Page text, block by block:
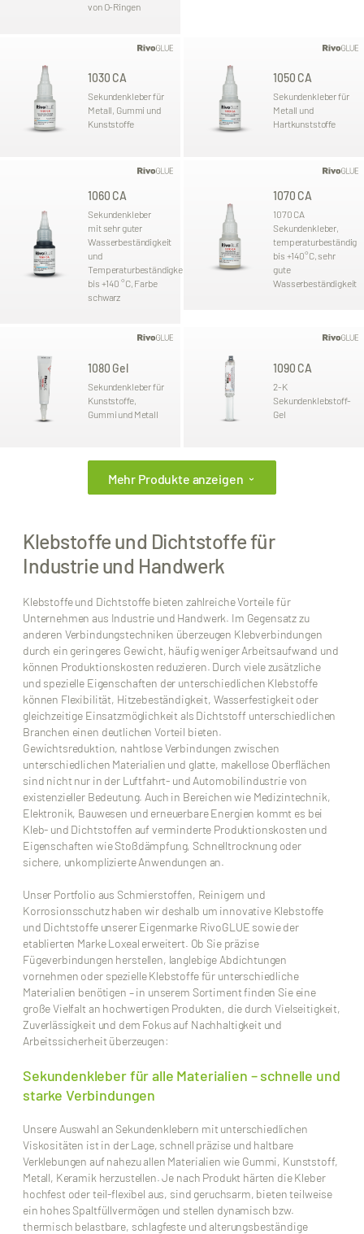
von O-Ringen
1030 CA
Sekundenkleber für
Metall, Gummi und
Kunststoffe
1050 CA
Sekundenkleber für
Metall und
Hartkunststoffe
1060 CA
Sekundenkleber
mit sehr guter
Wasserbeständigkeit
und
Temperaturbeständigkeit
bis +140 °C, Farbe
schwarz
1070 CA
1070 CA
Sekundenkleber,
temperaturbeständig
bis +140°C, sehr
gute
Wasserbeständigkeit
1080 Gel
Sekundenkleber für
Kunststoffe,
Gummi und Metall
1090 CA
2-K
Sekundenklebstoff-
Gel
Mehr Produkte anzeigen ›
Klebstoffe und Dichtstoffe für
Industrie und Handwerk
Klebstoffe und Dichtstoffe bieten zahlreiche Vorteile für
Unternehmen aus Industrie und Handwerk. Im Gegensatz zu
anderen Verbindungstechniken überzeugen Klebverbindungen
durch ein geringeres Gewicht, häufig weniger Arbeitsaufwand und
können Produktionskosten reduzieren. Durch viele zusätzliche
und spezielle Eigenschaften der unterschiedlichen Klebstoffe
können Flexibilität, Hitzebeständigkeit, Wasserfestigkeit oder
gleichzeitige Einsatzmöglichkeit als Dichtstoff unterschiedlichen
Branchen einen deutlichen Vorteil bieten.
Gewichtsreduktion, nahtlose Verbindungen zwischen
unterschiedlichen Materialien und glatte, makellose Oberflächen
sind nicht nur in der Luftfahrt- und Automobilindustrie von
existenzieller Bedeutung. Auch in Bereichen wie Medizintechnik,
Elektronik, Bauwesen und erneuerbare Energien kommt es bei
Kleb- und Dichtstoffen auf verminderte Produktionskosten und
Eigenschaften wie Stoßdämpfung, Schnelltrocknung oder
sichere, unkomplizierte Anwendungen an.
Unser Portfolio aus Schmierstoffen, Reinigern und
Korrosionsschutz haben wir deshalb um innovative Klebstoffe
und Dichtstoffe unserer Eigenmarke RivoGLUE sowie der
etablierten Marke Loxeal erweitert. Ob Sie präzise
Fügeverbindungen herstellen, langlebige Abdichtungen
vornehmen oder spezielle Klebstoffe für unterschiedliche
Materialien benötigen – in unserem Sortiment finden Sie eine
große Vielfalt an hochwertigen Produkten, die durch Vielseitigkeit,
Zuverlässigkeit und dem Fokus auf Nachhaltigkeit und
Arbeitssicherheit überzeugen:
Sekundenkleber für alle Materialien – schnelle und
starke Verbindungen
Unsere Auswahl an Sekundenklebern mit unterschiedlichen
Viskositäten ist in der Lage, schnell präzise und haltbare
Verklebungen auf nahezu allen Materialien wie Gummi, Kunststoff,
Metall, Keramik herzustellen. Je nach Produkt härten die Kleber
hochfest oder teil-flexibel aus, sind geruchsarm, bieten teilweise
ein hohes Spaltfüllvermögen und stellen dynamisch bzw.
thermisch belastbare, schlagfeste und alterungsbeständige